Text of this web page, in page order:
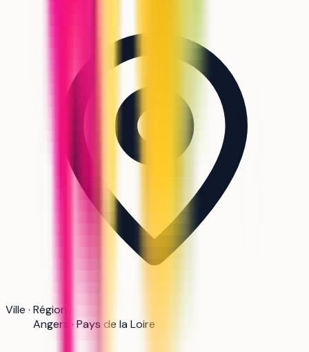
Ville · Région
Angers · Pays de la Loire